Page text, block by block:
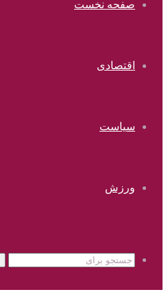
صفحه نخست
اقتصادی
سیاست
ورزش